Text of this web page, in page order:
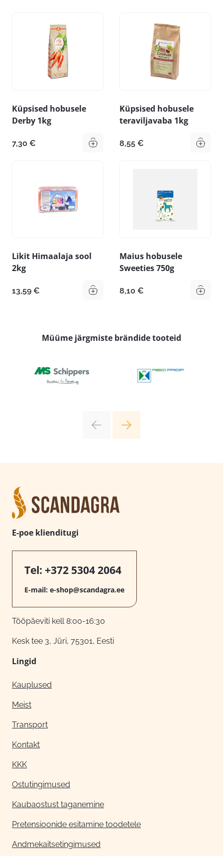
Küpsised hobusele
Derby 1kg
7,30 €
Küpsised hobusele
teraviljavaba 1kg
8,55 €
Likit Himaalaja sool
2kg
13,59 €
Maius hobusele
Sweeties 750g
8,10 €
Müüme järgmiste brändide tooteid
E-poe klienditugi
Tel: +372 5304 2064
E-mail: e-shop@scandagra.ee
Tööpäeviti kell 8:00-16:30
Kesk tee 3, Jüri, 75301, Eesti
Lingid
Kauplused
Meist
Transport
Kontakt
KKK
Ostutingimused
Kaubaostust taganemine
Pretensioonide esitamine toodetele
Andmekaitsetingimused